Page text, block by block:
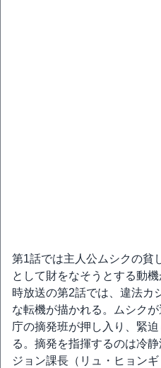
第1話では主人公ムシクの貧
として財をなそうとする動
時放送の第2話では、違法カ
な転機が描かれる。ムシク
庁の摘発班が押し入り、緊
る。摘発を指揮するのは冷
ジョン課長（リュ・ヒョン